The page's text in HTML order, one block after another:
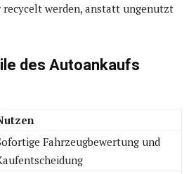
werden, anstatt ungenutzt
des Autoankaufs
Fahrzeugbewertung und